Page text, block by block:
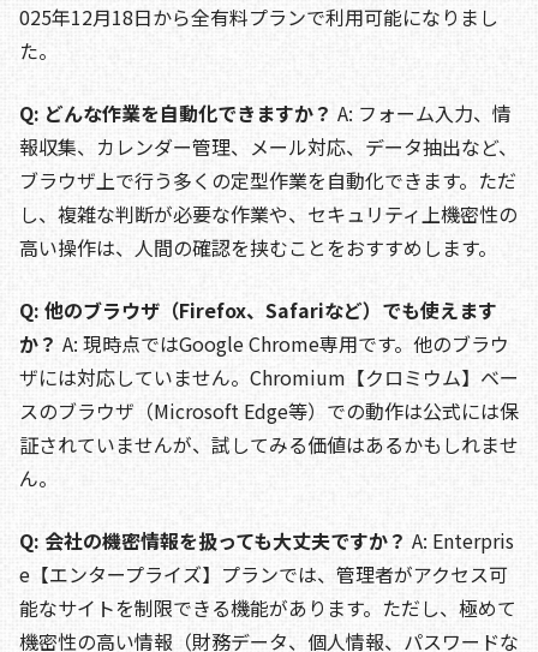
025年12月18日から全有料プランで利用可能になりまし
た。
Q: どんな作業を自動化できますか？ A: フォーム入力、情
報収集、カレンダー管理、メール対応、データ抽出など、
ブラウザ上で行う多くの定型作業を自動化できます。ただ
し、複雑な判断が必要な作業や、セキュリティ上機密性の
高い操作は、人間の確認を挟むことをおすすめします。
Q: 他のブラウザ（Firefox、Safariなど）でも使えます
か？ A: 現時点ではGoogle Chrome専用です。他のブラウ
ザには対応していません。Chromium【クロミウム】ベー
スのブラウザ（Microsoft Edge等）での動作は公式には保
証されていませんが、試してみる価値はあるかもしれませ
ん。
Q: 会社の機密情報を扱っても大丈夫ですか？ A: Enterpris
e【エンタープライズ】プランでは、管理者がアクセス可
能なサイトを制限できる機能があります。ただし、極めて
機密性の高い情報（財務データ、個人情報、パスワードな